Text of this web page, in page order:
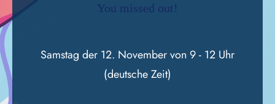
You missed out!
Samstag der 12. November von 9 - 12 Uhr
(deutsche Zeit)